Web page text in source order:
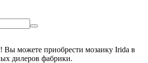
можете приобрести мозаику Irida в
дилеров фабрики.